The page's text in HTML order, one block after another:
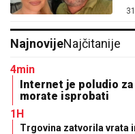
NajnovijeNajčitanije
4min
Internet je poludio
morate isprobati
1H
Trgovina zatvorila vrata